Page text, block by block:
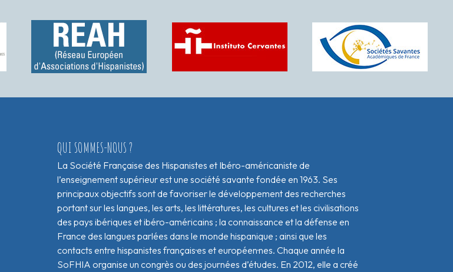
QUI SOMMES-NOUS ?
La Société Française des Hispanistes et Ibéro-américaniste de
l’enseignement supérieur est une société savante fondée en 1963. Ses
principaux objectifs sont de favoriser le développement des recherches
portant sur les langues, les arts, les littératures, les cultures et les civilisations
des pays ibériques et ibéro-américains ; la connaissance et la défense en
France des langues parlées dans le monde hispanique ; ainsi que les
contacts entre hispanistes français·es et européen·nes. Chaque année la
SoFHIA organise un congrès ou des journées d’études. En 2012, elle a créé